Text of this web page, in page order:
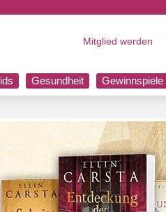
Mitglied werden
Gesundheit Gewinnspiele